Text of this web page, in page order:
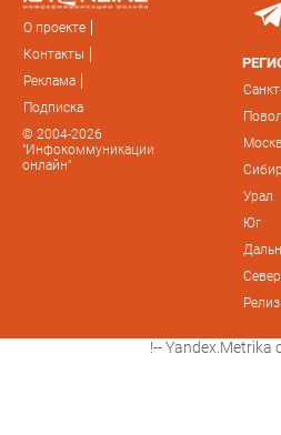
О проекте
Контакты
Реклама
Подписка
© 2004-2026
"Инфокоммуникации
онлайн"
Урал
Юг
!-- Yandex.Metrika